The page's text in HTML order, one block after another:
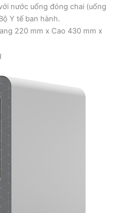
nước uống đóng chai (uống
Y tế ban hành.
220 mm x Cao 430 mm x